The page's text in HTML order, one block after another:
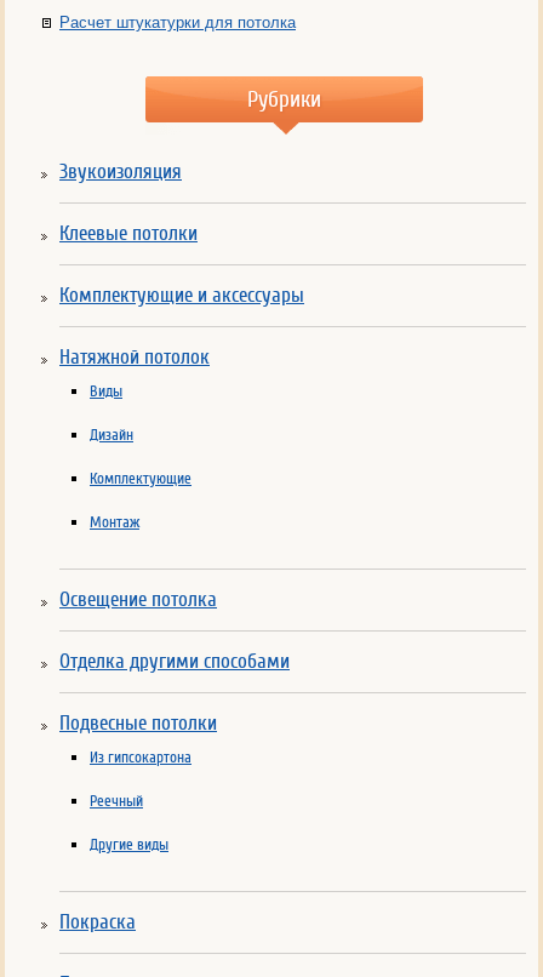
Расчет штукатурки для потолка
Рубрики
Звукоизоляция
Клеевые потолки
Комплектующие и аксессуары
Натяжной потолок
Виды
Дизайн
Комплектующие
Монтаж
Освещение потолка
Отделка другими способами
Подвесные потолки
Из гипсокартона
Реечный
Другие виды
Покраска